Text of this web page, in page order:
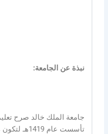
نبذة عن الجامعة:
جامعة الملك خالد صرح
تأسست عام